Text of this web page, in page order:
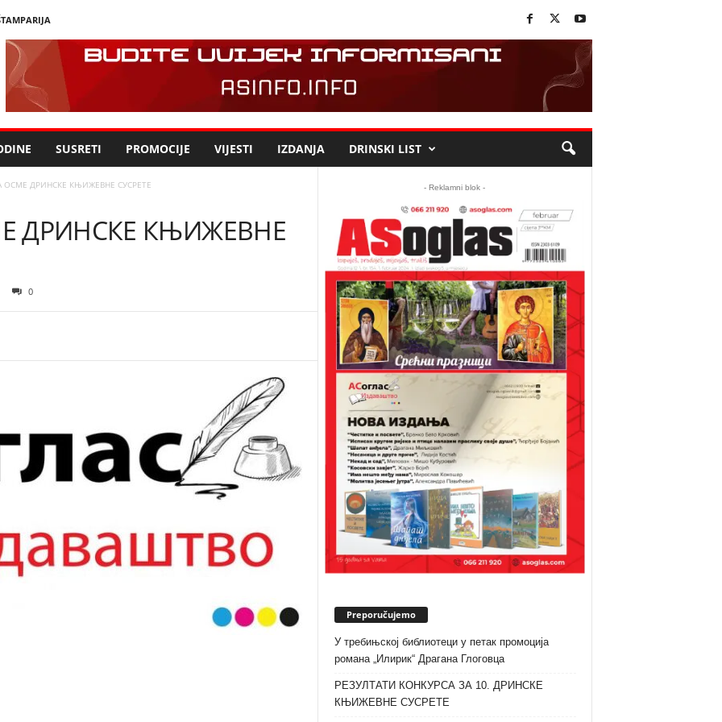
SUSRETI PROMOCIJE VIJESTI IZDANJA DRINSKI LIST
ОСМЕ ДРИНСКЕ КЊИЖЕВНЕ СУСРЕТЕ
ДРИНСКЕ КЊИЖЕВНЕ
0
- Reklamni blok -
Preporučujemo
У требињској библиотеци у петак промоција
романа „Илирик“ Драгана Глоговца
РЕЗУЛТАТИ КОНКУРСА ЗА 10. ДРИНСКЕ
КЊИЖЕВНЕ СУСРЕТЕ